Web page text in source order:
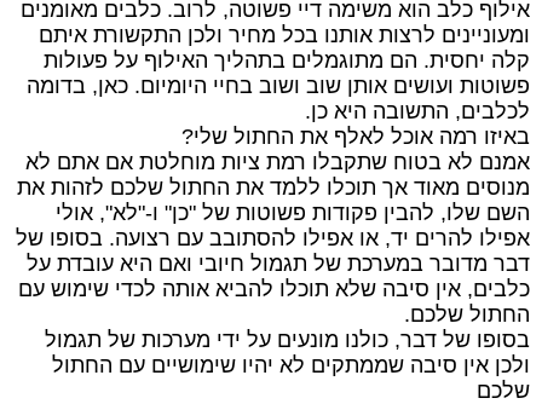
אילוף כלב הוא משימה דיי פשוטה, לרוב. כלבים מאומנים
ומעוניינים לרצות אותנו בכל מחיר ולכן התקשורת איתם
קלה יחסית. הם מתוגמלים בתהליך האילוף על פעולות
פשוטות ועושים אותן שוב ושוב בחיי היומיום. כאן, בדומה
לכלבים, התשובה היא כן.
באיזו רמה אוכל לאלף את החתול שלי?
אמנם לא בטוח שתקבלו רמת ציות מוחלטת אם אתם לא
מנוסים מאוד אך תוכלו ללמד את החתול שלכם לזהות את
השם שלו, להבין פקודות פשוטות של "כן" ו-"לא", אולי
אפילו להרים יד, או אפילו להסתובב עם רצועה. בסופו של
דבר מדובר במערכת של תגמול חיובי ואם היא עובדת על
כלבים, אין סיבה שלא תוכלו להביא אותה לכדי שימוש עם
החתול שלכם.
בסופו של דבר, כולנו מונעים על ידי מערכות של תגמול
ולכן אין סיבה שממתקים לא יהיו שימושיים עם החתול
שלכם